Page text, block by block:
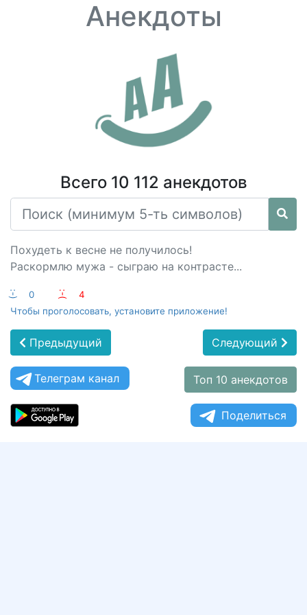
Анекдоты
Всего 10 112 анекдотов
Похудеть к весне не получилось!
Раскормлю мужа - сыграю на контрасте...
:-) 0 :-(
4
Чтобы проголосовать, установите приложение!
Предыдущий Следующий
Телеграм канал Топ 10 анекдотов
Поделиться